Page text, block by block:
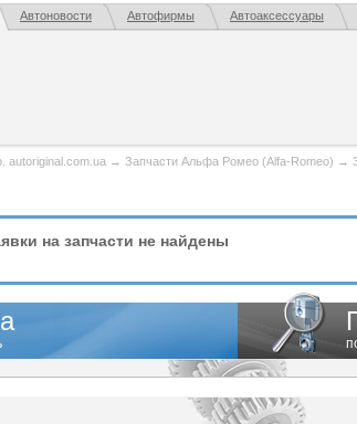
Автоновости Автофирмы Автоаксессуары
autoriginal.com.ua → Запчасти Альфа Ромео (Alfa-Romeo) →
на запчасти не найдены